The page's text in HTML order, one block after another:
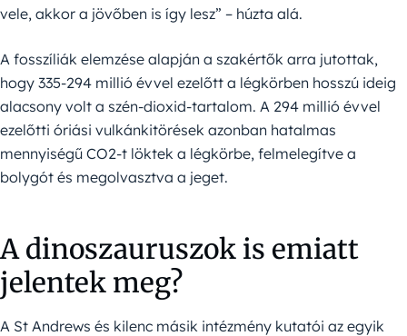
vele, akkor a jövőben is így lesz” – húzta alá.
A fosszíliák elemzése alapján a szakértők arra jutottak,
hogy 335-294 millió évvel ezelőtt a légkörben hosszú ideig
alacsony volt a szén-dioxid-tartalom. A 294 millió évvel
ezelőtti óriási vulkánkitörések azonban hatalmas
mennyiségű CO2-t löktek a légkörbe, felmelegítve a
bolygót és megolvasztva a jeget.
A dinoszauruszok is emiatt
jelentek meg?
A St Andrews és kilenc másik intézmény kutatói az egyik